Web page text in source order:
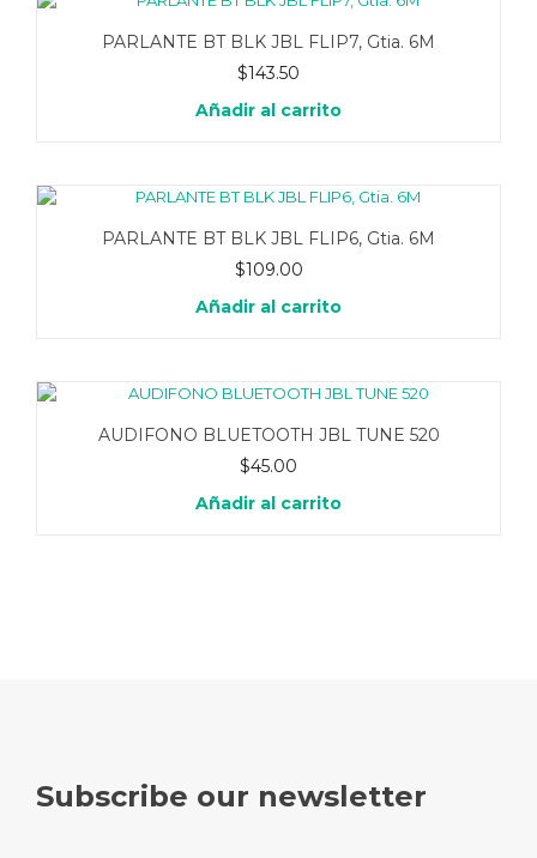
PARLANTE BT BLK JBL FLIP7, Gtia. 6M
$143.50
Añadir al carrito
PARLANTE BT BLK JBL FLIP6, Gtia. 6M
$109.00
Añadir al carrito
AUDIFONO BLUETOOTH JBL TUNE 520
$45.00
Añadir al carrito
Subscribe our newsletter